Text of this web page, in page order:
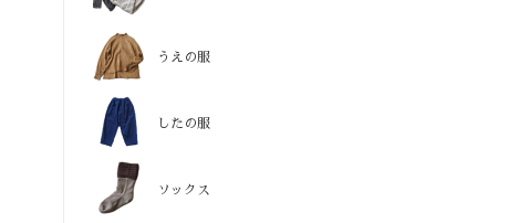
うえの服
したの服
ソックス